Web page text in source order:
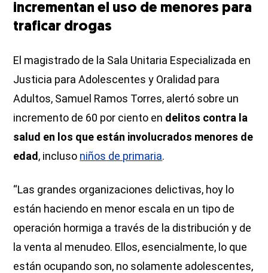
incrementan el uso de menores para
traficar drogas
El magistrado de la Sala Unitaria Especializada en
Justicia para Adolescentes y Oralidad para
Adultos, Samuel Ramos Torres, alertó sobre un
incremento de 60 por ciento en delitos contra la
salud en los que están involucrados menores de
edad, incluso niños de primaria.
“Las grandes organizaciones delictivas, hoy lo
están haciendo en menor escala en un tipo de
operación hormiga a través de la distribución y de
la venta al menudeo. Ellos, esencialmente, lo que
están ocupando son, no solamente adolescentes,